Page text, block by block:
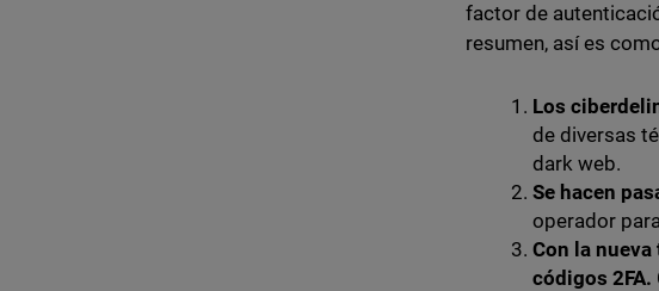
factor de
resumen, así es
Los
de diversas
dark web.
Se hacen
operador
Con la
códigos 2FA.